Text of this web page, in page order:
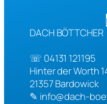
DACH BÖTTCHER
☏ 04131 121195
Hinter der Worth
21357Bardowick
✎ info@dach-